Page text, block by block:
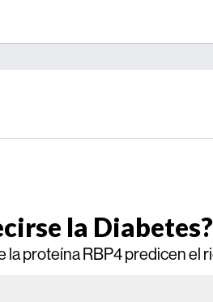
la Diabetes?
la proteína RBP4 predicen el